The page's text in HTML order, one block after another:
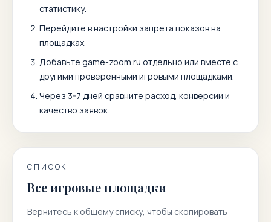
статистику.
Перейдите в настройки запрета показов на
площадках.
Добавьте game-zoom.ru отдельно или вместе с
другими проверенными игровыми площадками.
Через 3-7 дней сравните расход, конверсии и
качество заявок.
СПИСОК
Все игровые площадки
Вернитесь к общему списку, чтобы скопировать